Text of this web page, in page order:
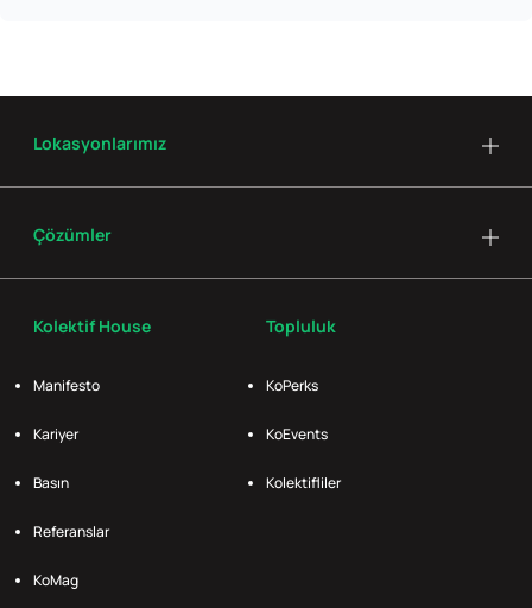
Kolektif House
Manifesto
Kariyer
Basın
Referanslar
KoMag
Topluluk
KoPerks
KoEvents
Kolektifliler
Lokasyonlarımız
Çözümler